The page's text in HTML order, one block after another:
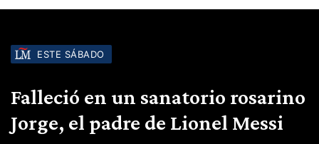
ESTE SÁBADO
Falleció en un sanatorio rosarino
Jorge, el padre de Lionel Messi